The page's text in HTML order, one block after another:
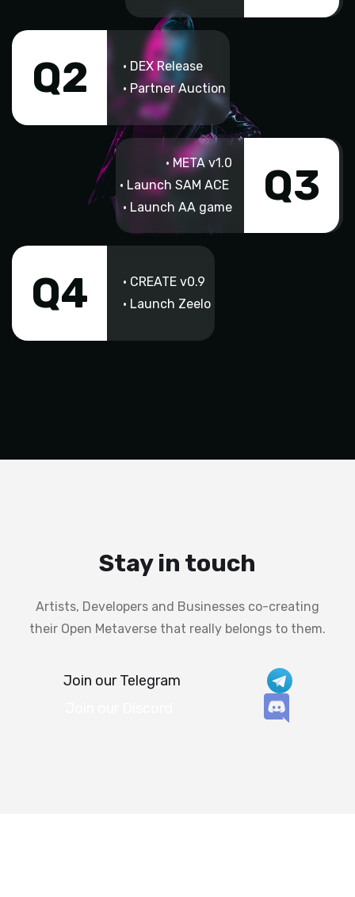
Q2
• DEX Release
• Partner Auction
• META v1.0
• Launch SAM ACE
• Launch AA game
Q3
Q4
• CREATE v0.9
• Launch Zeelo
Stay in touch
Artists, Developers and Businesses co-creating
their Open Metaverse that really belongs to them.
Join our Telegram